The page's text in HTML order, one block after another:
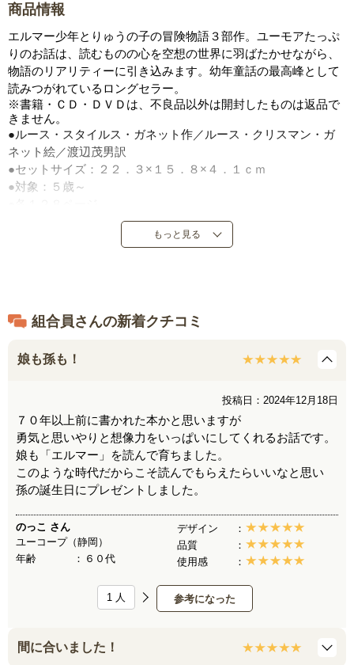
商品情報
エルマー少年とりゅうの子の冒険物語３部作。ユーモアたっぷ
りのお話は、読むものの心を空想の世界に羽ばたかせながら、
物語のリアリティーに引き込みます。幼年童話の最高峰として
読みつがれているロングセラー。
※書籍・ＣＤ・ＤＶＤは、不良品以外は開封したものは返品で
きません。
●ルース・スタイルス・ガネット作／ルース・クリスマン・ガ
ネット絵／渡辺茂男訳
●セットサイズ：２２．３×１５．８×４．１ｃｍ
●対象：５歳～
●定価：３，９６０円（税込）もっと見る
組合員さんの新着クチコミ
娘も孫も！
投稿日：2024年12月18日
７０年以上前に書かれた本かと思いますが
勇気と思いやりと想像力をいっぱいにしてくれるお話です。
娘も「エルマー」を読んで育ちました。
このような時代だからこそ読んでもらえたらいいなと思い
孫の誕生日にプレゼントしました。
のっこ さん
ユーコープ（静岡）
年齢
６０代
デザイン
品質
使用感
参考になった
1 人
間に合いました！